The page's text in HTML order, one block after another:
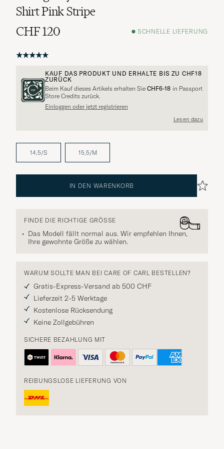
Shirt Pink Stripe
CHF 120
SCHNELLE LIEFERUNG
KAUF DAS PRODUKT UND ERHALTE BIS ZU CHF18
ZURÜCK
Beim Kauf dieses Artikels erhalten Sie CHF6-18 in Passport
Store Credits zurück.
Einloggen oder jetzt registrieren
Lesen dazu
14,5/S 15,5/M
IN DEN WARENKORB
FINDE DIE RICHTIGE GRÖSSE
Das Modell fällt normal aus. Wir empfehlen Ihnen,
Ihre gewohnte Größe zu wählen.
WARUM SOLLTE MAN BEI CARE OF CARL BESTELLEN?
Gratis-Express-Versand ab 500 CHF
Lieferzeit 2-5 Werktage
Kostenlose Rücksendung
Keine Zollgebühren
SICHERE BEZAHLUNG MIT
REIBUNGSLOSE LIEFERUNG VON